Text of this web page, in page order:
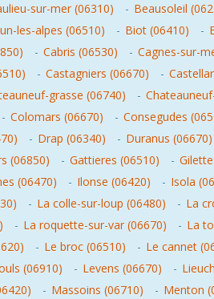
sur-mer (06310) - Beausoleil
les-alpes (06510) - Biot (06410) -
- Cabris (06530) - Cagnes-sur-
- Castagniers (06670) -
grasse (06740) -
- Colomars (06670) - Consegudes
- Drap (06340) - Duranus (06670)
(06850) - Gattieres (06510) -
(06470) - Ilonse (06420) - Isola
- La colle-sur-loup (06480) - La
- La roquette-sur-var (06670) - La
- Le broc (06510) - Le cannet
(06910) - Levens (06670) -
- Massoins (06710) - Menton